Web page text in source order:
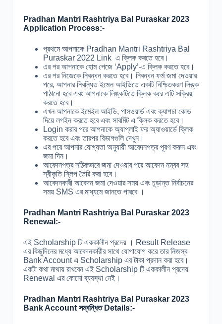
Pradhan Mantri Rashtriya Bal Puraskar 2023
Application Process:-
প্রথমে আপনাকে Pradhan Mantri Rashtriya Bal
Puraskar 2022 Link এ ক্লিক করতে হবে।
এর পর আপনাকে হোম পেজে ‘Apply’-এ ক্লিক করতে হবে।
এর পর নিজেকে নিবন্ধন করতে হবে। নিবন্ধন ফর্ম জমা দেওয়ার
পরে, আপনার নিবন্ধিত ইমেল আইডিতে একটি নিশ্চিতকরণ লিঙ্ক
পাঠানো হবে এবং আপনাকে লিঙ্কটিতে ক্লিক করে এটি সক্রিয়
করতে হবে।
এখন আপনাকে ইমেইল আইডি, পাসওয়ার্ড এবং ক্যাপচা কোড
দিয়ে লগইন করতে হবে এবং সাবমিট এ ক্লিক করতে হবে।
Login করার পরে আপনাকে অ্যাপ্লাই ফর অ্যাওয়ার্ডে ক্লিক
করতে হবে এবং তারপর বিভাগগুলি দেখুন।
এর পরে আপনার যোগ্যতা অনুযায়ী আবেদনপত্র পূরণ করুন এবং
জমা দিন।
আবেদনপত্র সঠিকভাবে জমা দেওয়ার পরে আবেদন নম্বর সহ
স্বীকৃতি স্লিপ তৈরি করা হবে।
আবেদনকারী আবেদন জমা দেওয়ার সময় এবং চূড়ান্ত নির্বাচনের
সময় SMS এর মাধ্যমে জানতে পারবে ।
Pradhan Mantri Rashtriya Bal Puraskar 2023
Renewal:-
এই Scholarship টি এককালীন প্রদেয় । Result Release
এর কিছুদিনের মধ্যে আবেদনকারীর সাথে যোগাযোগ করে তার নিজস্ব
Bank Account এ Scholarship এর টাকা প্রদান করা হবে।
একটা কথা মাথায় রাখবেন এই Scholarship টি এককালীন প্রদেয়
Renewal এর কোনো ব্যবস্থা নেই।
Pradhan Mantri Rashtriya Bal Puraskar 2023
Bank Account সম্বন্ধিত Details:-